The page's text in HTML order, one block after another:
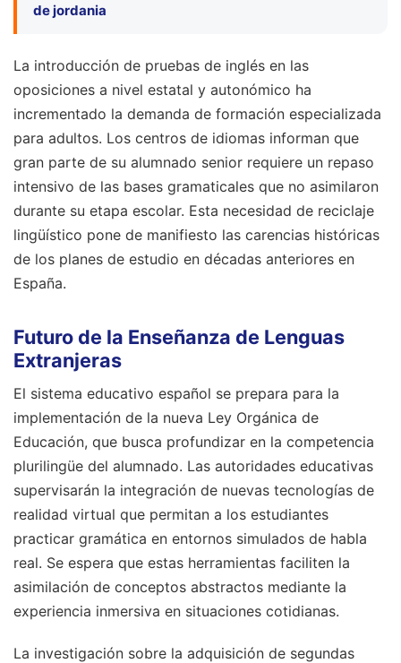
de jordania
La introducción de pruebas de inglés en las
oposiciones a nivel estatal y autonómico ha
incrementado la demanda de formación especializada
para adultos. Los centros de idiomas informan que
gran parte de su alumnado senior requiere un repaso
intensivo de las bases gramaticales que no asimilaron
durante su etapa escolar. Esta necesidad de reciclaje
lingüístico pone de manifiesto las carencias históricas
de los planes de estudio en décadas anteriores en
España.
Futuro de la Enseñanza de Lenguas
Extranjeras
El sistema educativo español se prepara para la
implementación de la nueva Ley Orgánica de
Educación, que busca profundizar en la competencia
plurilingüe del alumnado. Las autoridades educativas
supervisarán la integración de nuevas tecnologías de
realidad virtual que permitan a los estudiantes
practicar gramática en entornos simulados de habla
real. Se espera que estas herramientas faciliten la
asimilación de conceptos abstractos mediante la
experiencia inmersiva en situaciones cotidianas.
La investigación sobre la adquisición de segundas